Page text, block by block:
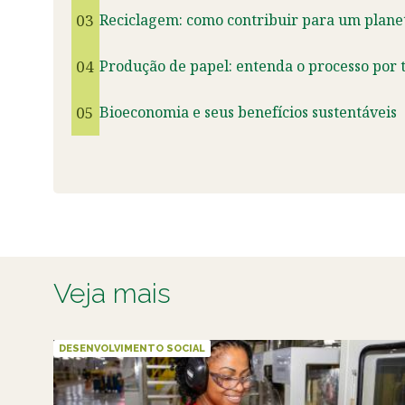
03 Reciclagem: como contribuir para um
04 Produção de papel: entenda o processo
05 Bioeconomia e seus benefícios sustentáveis
Veja mais
DESENVOLVIMENTO SOCIAL